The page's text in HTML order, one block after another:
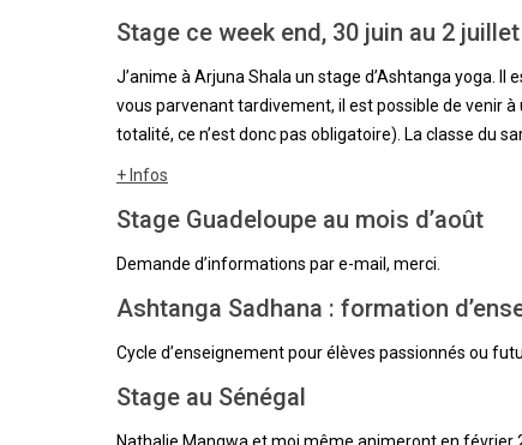
Stage ce week end, 30 juin au 2 juillet
J’anime à Arjuna Shala un stage d’Ashtanga yoga.
vous parvenant tardivement, il est possible de venir
totalité, ce n’est donc pas obligatoire). La classe du
+ Infos
Stage Guadeloupe au mois d’août
Demande d’informations par e-mail, merci.
Ashtanga Sadhana : formation
Cycle d’enseignement pour élèves passionnés ou
Stage au Sénégal